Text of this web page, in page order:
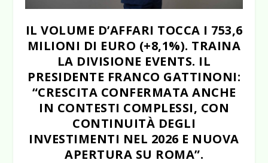
IL VOLUME D’AFFARI TOCCA I 753,6
MILIONI DI EURO (+8,1%). TRAINA
LA DIVISIONE EVENTS. IL
PRESIDENTE FRANCO GATTINONI:
“CRESCITA CONFERMATA ANCHE
IN CONTESTI COMPLESSI, CON
CONTINUITÀ DEGLI
INVESTIMENTI NEL 2026 E NUOVA
APERTURA SU ROMA”.